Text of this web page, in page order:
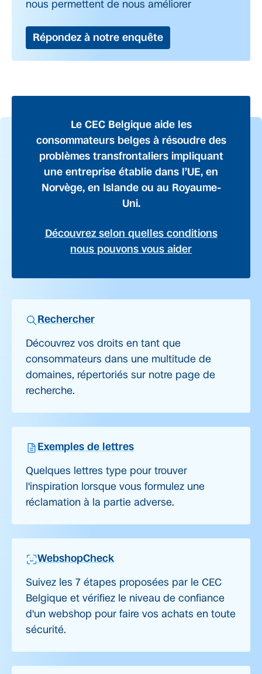
nous permettent de nous améliorer
Répondez à notre enquête
Le CEC Belgique aide les
consommateurs belges à résoudre des
problèmes transfrontaliers impliquant
une entreprise établie dans l’UE, en
Norvège, en Islande ou au Royaume-
Uni.
Découvrez selon quelles conditions
nous pouvons vous aider
Rechercher
Découvrez vos droits en tant que
consommateurs dans une multitude de
domaines, répertoriés sur notre page de
recherche.
Exemples de lettres
Quelques lettres type pour trouver
l'inspiration lorsque vous formulez une
réclamation à la partie adverse.
WebshopCheck
Suivez les 7 étapes proposées par le CEC
Belgique et vérifiez le niveau de confiance
d'un webshop pour faire vos achats en toute
sécurité.